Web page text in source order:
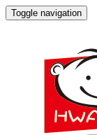
Toggle navigation